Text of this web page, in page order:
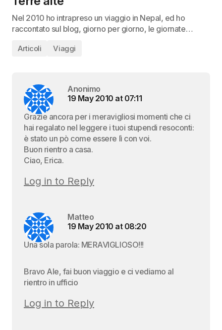
Nel 2010 ho intrapreso un viaggio in Nepal, ed ho
raccontato sul blog, giorno per giorno, le giornate…
Articoli Viaggi
Anonimo
19 May 2010 at 07:11
Grazie ancora per i meravigliosi momenti che ci
hai regalato nel leggere i tuoi stupendi resoconti:
è stato un pò come essere lì con voi.
Buon rientro a casa.
Ciao, Erica.
Log in to Reply
Matteo
19 May 2010 at 08:20
Una sola parola: MERAVIGLIOSO!!!
Bravo Ale, fai buon viaggio e ci vediamo al
rientro in ufficio
Log in to Reply